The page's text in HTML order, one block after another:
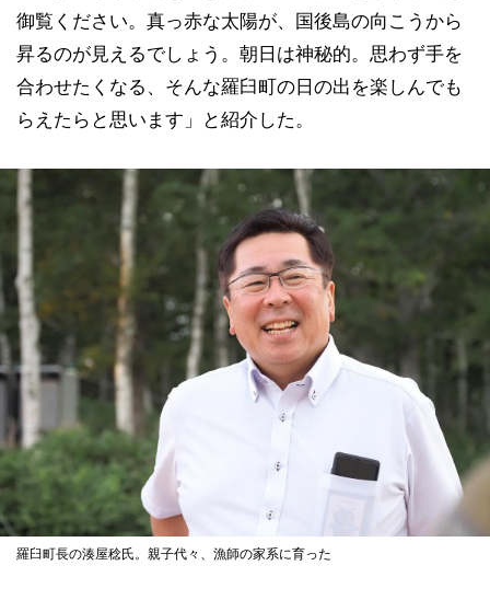
御覧ください。真っ赤な太陽が、国後島の向こうから
昇るのが見えるでしょう。朝日は神秘的。思わず手を
合わせたくなる、そんな羅臼町の日の出を楽しんでも
らえたらと思います」と紹介した。
羅臼町長の湊屋稔氏。親子代々、漁師の家系に育った